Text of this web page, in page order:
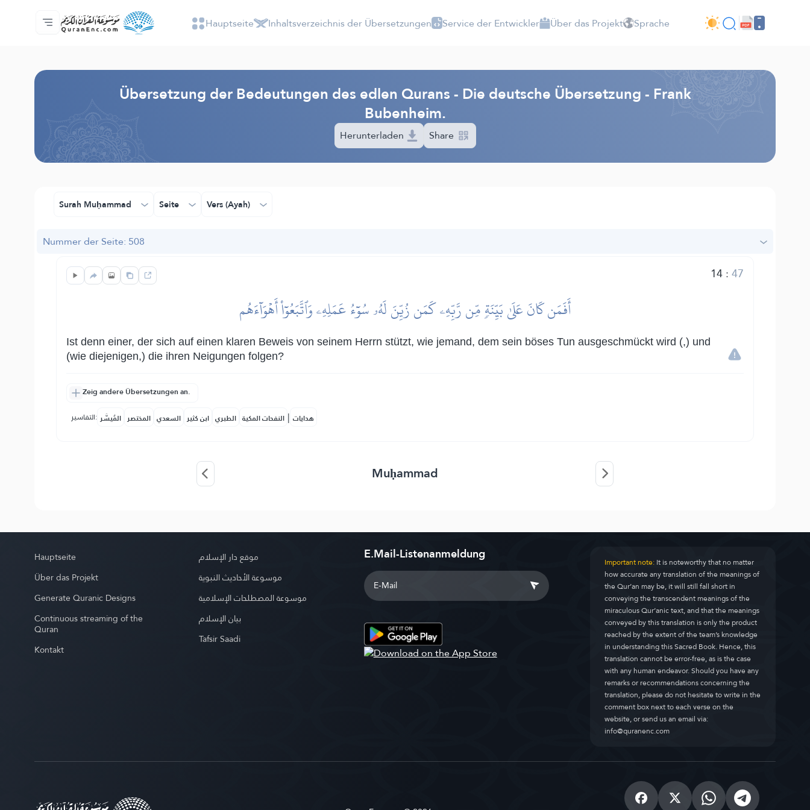
Hauptseite
Inhaltsverzeichnis der Übersetzungen
Audio
Service der Entwickler - API
Über das Projekt
Kontakt
Sprache Hauptseite Inhaltsverzeichnis der Übersetzungen Service der Entwickler Über das Projekt Sprache
Übersetzung der Bedeutungen des edlen Qurans - Die deutsche Übersetzung - Frank
Bubenheim.
Herunterladen Share
Surah Muḥammad Seite Vers (Ayah)
Nummer der Seite: 508
14:47
أَفَمَن كَانَ عَلَىٰ بَيِّنَةٖ مِّن رَّبِّهِۦ كَمَن زُيِّنَ لَهُۥ سُوٓءُ عَمَلِهِۦ وَٱتَّبَعُوٓاْ أَهۡوَآءَهُم
Ist denn einer, der sich auf einen klaren Beweis von seinem Herrn stützt, wie jemand, dem sein böses Tun ausgeschmückt wird (,) und
(wie diejenigen,) die ihren Neigungen folgen?
Zeig andere Übersetzungen an.
التفاسير: المُيسَّر المختصر السعدي ابن كثير الطبري النفحات المكية | هدايات
Muḥammad
Hauptseite
Über das Projekt
Generate Quranic Designs
Continuous streaming of the
Quran
Kontakt
موقع دار الإسلام
موسوعة الأحاديث النبوية
موسوعة المصطلحات الإسلامية
بيان الإسلام
Tafsir Saadi
E.Mail-Listenanmeldung Important note:It is noteworthy that no matter
how accurate any translation of the meanings of
the Qur’an may be, it will still fall short in
conveying the transcendent meanings of the
miraculous Qur’anic text, and that the meanings
conveyed by this translation is only the product
reached by the extent of the team’s knowledge
in understanding this Sacred Book. Hence, this
translation cannot be error-free, as is the case
with any human endeavor. Should you have any
remarks or recommendations concerning the
translation, please do not hesitate to write in the
comment box next to each verse on the
website, or send us an email via:
info@quranenc.com